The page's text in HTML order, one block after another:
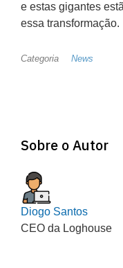
e estas gigantes
essa transformação.
Categoria News
Sobre o Autor
Diogo Santos
CEO da Loghouse